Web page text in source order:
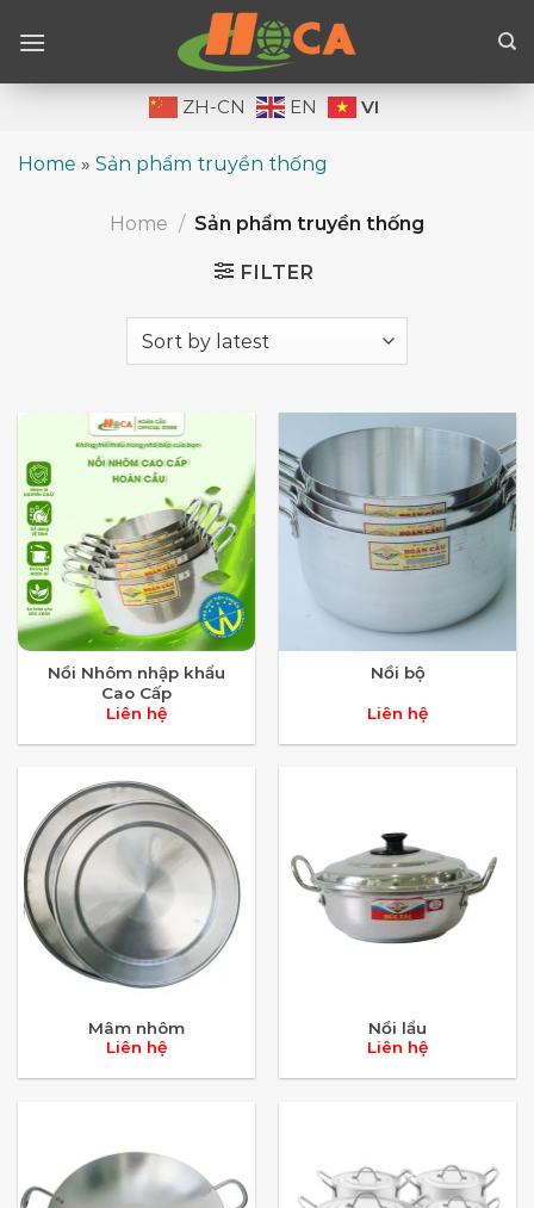
ZH-CN
EN VI
Home » Sản phẩm truyền thống
Home / Sản phẩm truyền thống
FILTER
Nồi Nhôm nhập khẩu
Cao Cấp
Liên hệ
Nồi bộ
Liên hệ
Mâm nhôm
Liên hệ
Nồi lẩu
Liên hệ